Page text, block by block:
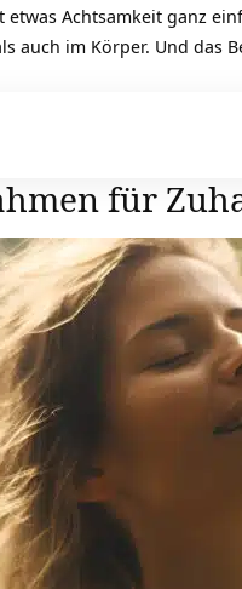
Achtsamkeit ganz
auch im Körper. Und das
für